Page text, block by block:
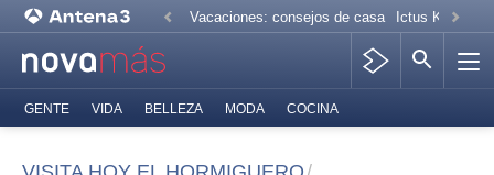
Vacaciones: consejos de casa Ictus Kiko
GENTE VIDA BELLEZA MODA COCINA